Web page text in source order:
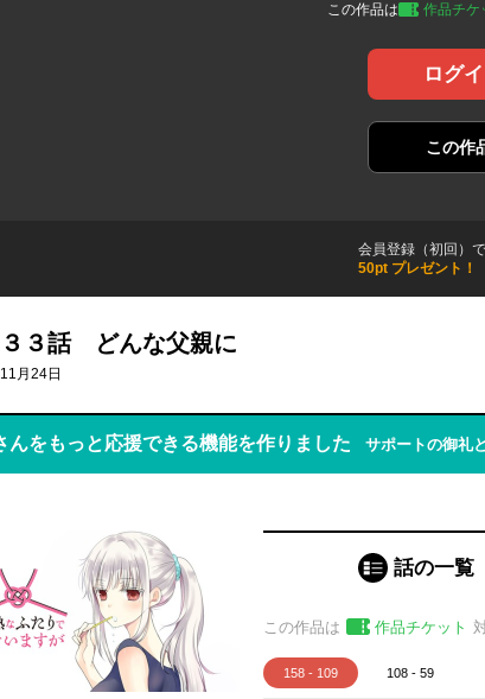
この作品は 作品チケ
ログ
この作
会員登録（初回）で
50pt プレゼント！
３話 どんな父親に
月24日
んをもっと応援できる機能を作りました サポートの御礼
話の一覧
この作品は 作品チケット
158 - 109 108 - 59